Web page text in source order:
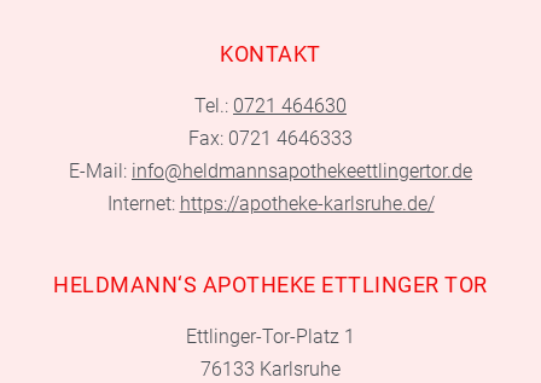
KONTAKT
Tel.: 0721 464630
Fax: 0721 4646333
E-Mail: info@heldmannsapothekeettlingertor.de
Internet: https://apotheke-karlsruhe.de/
HELDMANN‘S APOTHEKE ETTLINGER TOR
Ettlinger-Tor-Platz 1
76133 Karlsruhe